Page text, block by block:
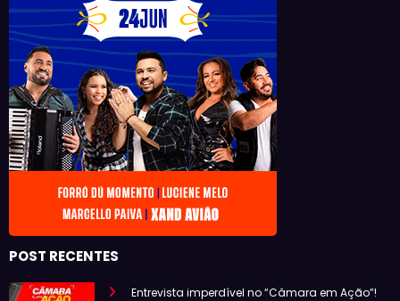
POST RECENTES
Entrevista imperdível no “Câmara em Ação”!